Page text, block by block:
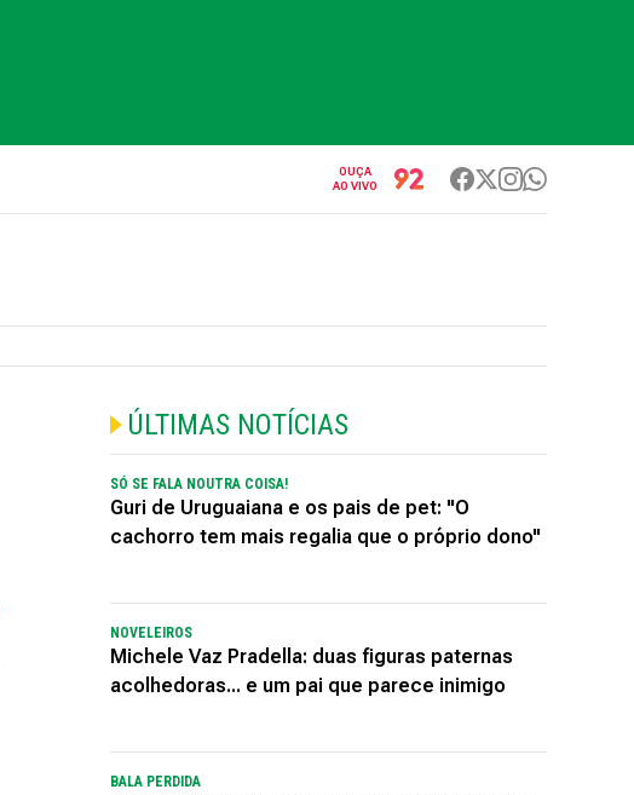
OUÇA
AO VIVO
ÚLTIMAS NOTÍCIAS
SÓ SE FALA NOUTRA COISA!
Guri de Uruguaiana e os pais de pet: "O
cachorro tem mais regalia que o próprio dono"
NOVELEIROS
Michele Vaz Pradella: duas figuras paternas
acolhedoras... e um pai que parece inimigo
BALA PERDIDA